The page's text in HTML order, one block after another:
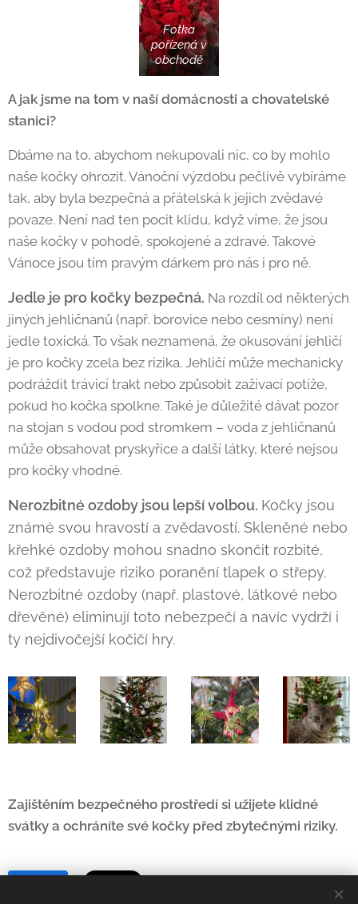
Fotka
pořízená v
obchodě
A jak jsme na tom v naší domácnosti a chovatelské
stanici?
Dbáme na to, abychom nekupovali nic, co by mohlo
naše kočky ohrozit. Vánoční výzdobu pečlivě vybíráme
tak, aby byla bezpečná a přátelská k jejich zvědavé
povaze. Není nad ten pocit klidu, když víme, že jsou
naše kočky v pohodě, spokojené a zdravé. Takové
Vánoce jsou tím pravým dárkem pro nás i pro ně.
Jedle je pro kočky bezpečná. Na rozdíl od některých
jiných jehličnanů (např. borovice nebo cesmíny) není
jedle toxická. To však neznamená, že okusování jehličí
je pro kočky zcela bez rizika. Jehličí může mechanicky
podráždit trávicí trakt nebo způsobit zažívací potíže,
pokud ho kočka spolkne. Také je důležité dávat pozor
na stojan s vodou pod stromkem – voda z jehličnanů
může obsahovat pryskyřice a další látky, které nejsou
pro kočky vhodné.
Nerozbitné ozdoby jsou lepší volbou. Kočky jsou
známé svou hravostí a zvědavostí. Skleněné nebo
křehké ozdoby mohou snadno skončit rozbité,
což představuje riziko poranění tlapek o střepy.
Nerozbitné ozdoby (např. plastové, látkové nebo
dřevěné) eliminují toto nebezpečí a navíc vydrží i
ty nejdivočejší kočičí hry.
Zajištěním bezpečného prostředí si užijete klidné
svátky a ochráníte své kočky před zbytečnými riziky.